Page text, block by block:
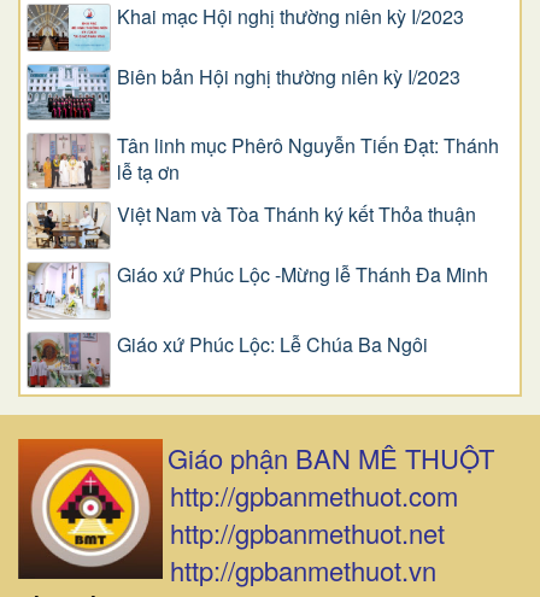
Khai mạc Hội nghị thường niên kỳ I/2023
Biên bản Hội nghị thường niên kỳ I/2023
Tân linh mục Phêrô Nguyễn Tiến Đạt: Thánh
lễ tạ ơn
Việt Nam và Tòa Thánh ký kết Thỏa thuận
Giáo xứ Phúc Lộc -Mừng lễ Thánh Đa Minh
Giáo xứ Phúc Lộc: Lễ Chúa Ba Ngôi
Giáo phận BAN MÊ THUỘT
http://gpbanmethuot.com
http://gpbanmethuot.net
http://gpbanmethuot.vn